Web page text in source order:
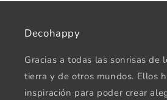
Decohappy
Gracias a todas las sonrisas de
tierra y de otros mundos. Ellos
inspiración para poder crear